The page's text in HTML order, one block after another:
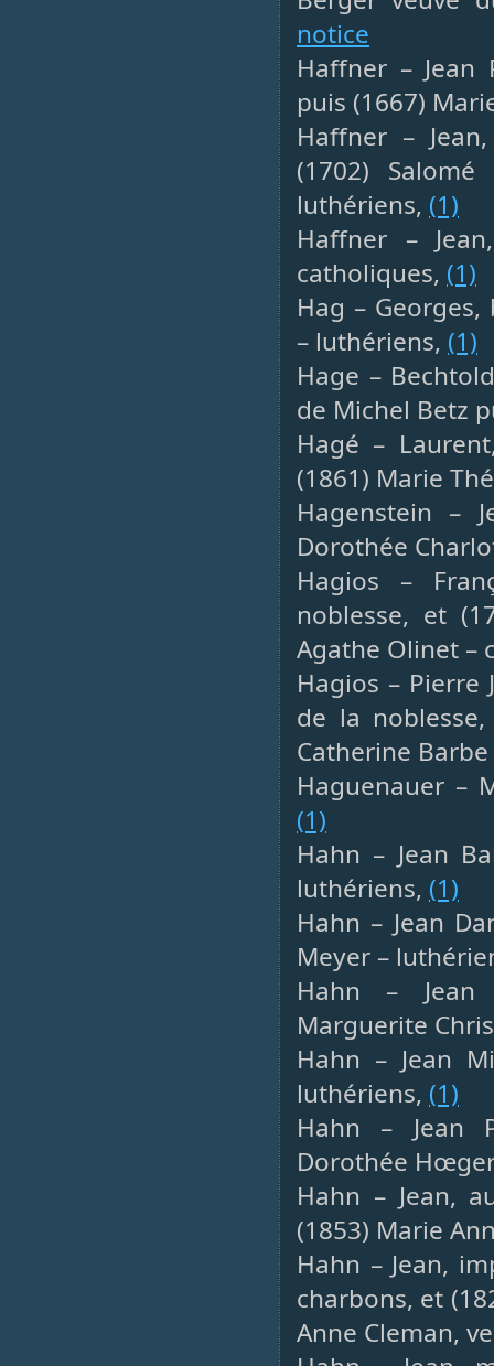
notice
Haffner – Jean
puis (1667)
Haffner –
(1702)
luthériens, (1)
Haffner –
catholiques, (1)
Hag – Georges,
– luthériens, (1)
Hage –
de Michel Betz
Hagé –
(1861) Marie
Hagenstein –
Dorothée
Hagios –
noblesse, et
Agathe Olinet –
Hagios –
de la
Catherine
Haguenauer –
(1)
Hahn – Jean
luthériens, (1)
Hahn – Jean
Meyer –
Hahn – Jean
Marguerite
Hahn – Jean
luthériens, (1)
Hahn – Jean
Dorothée
Hahn – Jean,
(1853) Marie
Hahn – Jean,
charbons, et
Anne Cleman,